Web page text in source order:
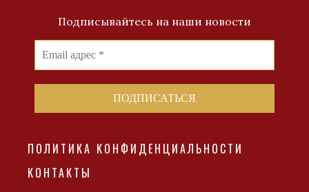
Подписывайтесь на наши новости
ПОЛИТИКА КОНФИДЕНЦИАЛЬНОСТИ
КОНТАКТЫ